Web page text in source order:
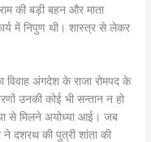
की बड़ी बहन और माता
में निपुण थी। शास्त्र से लेकर
विवाह अंगदेश के राजा रोमपद के
उनकी कोई भी सन्तान न हो
से मिलने अयोध्या आई। जब
दशरथ की पुत्री शांता की